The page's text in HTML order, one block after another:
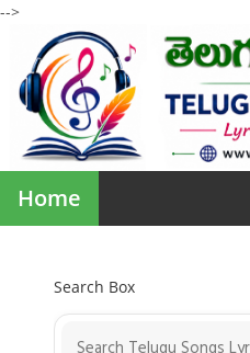
-->
Home
Search Box